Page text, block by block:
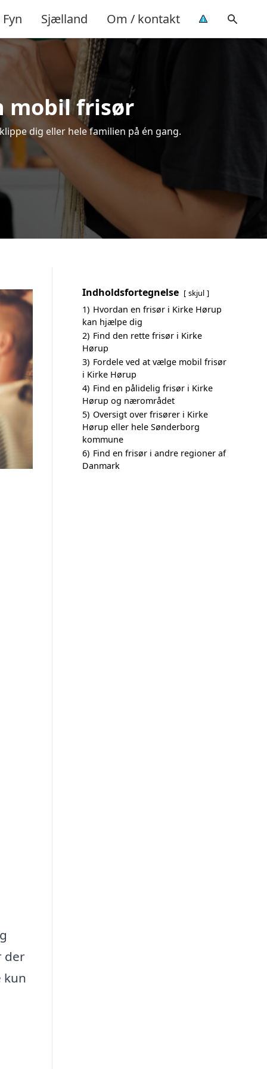
Fyn Sjælland Om / kontakt
mobil frisør
dig eller hele familien på én gang.
der
kun
Indholdsfortegnelse skjul
1) Hvordan en frisør i Kirke Hørup
kan hjælpe dig
2) Find den rette frisør i Kirke
Hørup
3) Fordele ved at vælge mobil frisør
i Kirke Hørup
4) Find en pålidelig frisør i Kirke
Hørup og nærområdet
5) Oversigt over frisører i Kirke
Hørup eller hele Sønderborg
kommune
6) Find en frisør i andre regioner af
Danmark